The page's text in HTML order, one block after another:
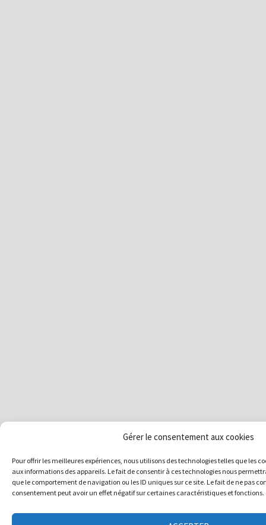
Gérer le consentement aux cookies
Pour offrir les meilleures expériences, nous utilisons des technologies telles que les
aux informations des appareils. Le fait de consentir à ces technologies nous
que le comportement de navigation ou les ID uniques sur ce site. Le fait de ne pas
consentement peut avoir un effet négatif sur certaines caractéristiques et fonctions.